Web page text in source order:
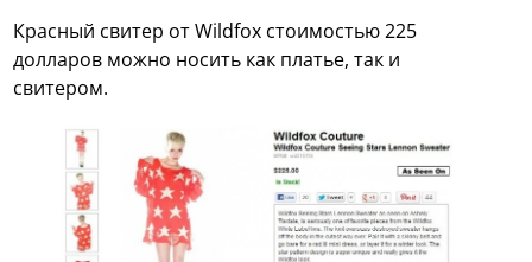
Красный свитер от Wildfox стоимостью 225
долларов можно носить как платье, так и
свитером.